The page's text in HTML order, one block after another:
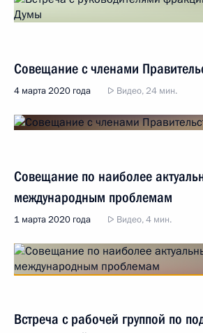
Совещание с членами
4 марта 2020 года Видео, 24 мин.
Совещание по наиболее
международным проблемам
1 марта 2020 года Видео, 4 мин.
Встреча с рабочей группой по